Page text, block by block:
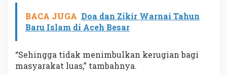
BACA JUGA Doa dan Zikir Warnai Tahun
Baru Islam di Aceh Besar
“Sehingga tidak menimbulkan kerugian bagi
masyarakat luas,” tambahnya.